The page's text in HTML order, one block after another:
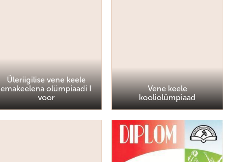
Üleriigilise vene keele
emakeelena olümpiaadi I
voor
Vene keele
kooliolümpiaad